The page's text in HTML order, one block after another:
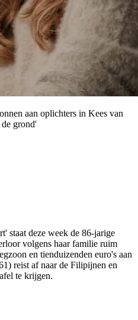
aan oplichters in Kees van
grond'
staat deze week de 86-jarige
volgens haar familie ruim
en tienduizenden euro's aan
reist af naar de Filipijnen en
te krijgen.